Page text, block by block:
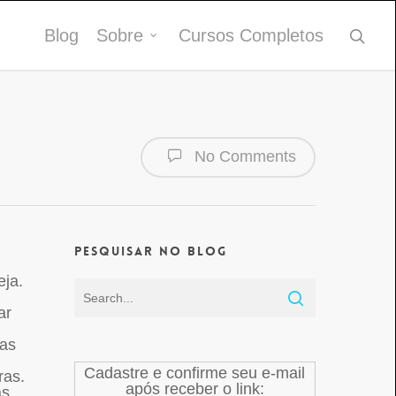
Blog Sobre Cursos Completos
No Comments
Pesquisar no Blog
Cadastre e confirme seu e-mail
após receber o link: